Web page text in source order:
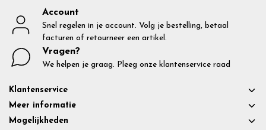
Account
Snel regelen in je account. Volg je bestelling, betaal
facturen of retourneer een artikel.
Vragen?
We helpen je graag. Pleeg onze klantenservice raad
Klantenservice
Meer informatie
Mogelijkheden